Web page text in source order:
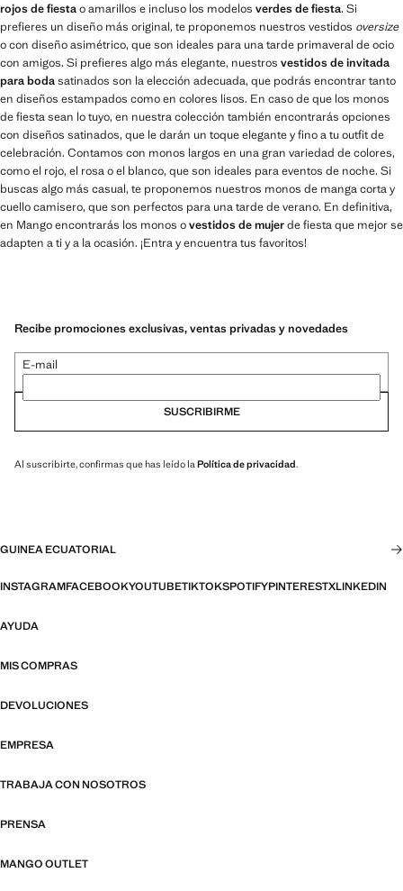
rojos de fiestao amarillos e incluso los modelos verdes de fiesta. Si
prefieres un diseño más original, te proponemos nuestros vestidos oversize
o con diseño asimétrico, que son ideales para una tarde primaveral de ocio
con amigos. Si prefieres algo más elegante, nuestros vestidos de invitada
para bodasatinados son la elección adecuada, que podrás encontrar tanto
en diseños estampados como en colores lisos. En caso de que los monos
de fiesta sean lo tuyo, en nuestra colección también encontrarás opciones
con diseños satinados, que le darán un toque elegante y fino a tu outfit de
celebración. Contamos con monos largos en una gran variedad de colores,
como el rojo, el rosa o el blanco, que son ideales para eventos de noche. Si
buscas algo más casual, te proponemos nuestros monos de manga corta y
cuello camisero, que son perfectos para una tarde de verano. En definitiva,
en Mango encontrarás los monos ovestidos de mujerde fiesta que mejor se
adapten a ti y a la ocasión. ¡Entra y encuentra tus favoritos!
Recibe promociones exclusivas, ventas privadas y novedades
E-mail
SUSCRIBIRME
Al suscribirte, confirmas que has leído laPolítica de privacidad.
GUINEA ECUATORIAL
INSTAGRAMFACEBOOKYOUTUBETIKTOKSPOTIFYPINTERESTXLINKEDIN
AYUDA
MIS COMPRAS
DEVOLUCIONES
EMPRESA
TRABAJA CON NOSOTROS
PRENSA
MANGO OUTLET